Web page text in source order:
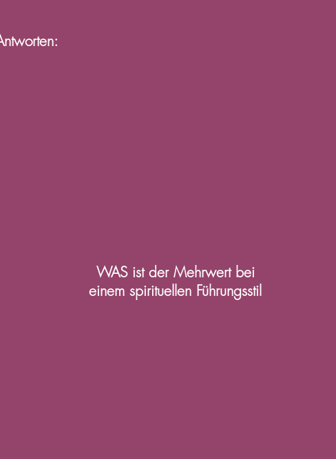
WAS ist der Mehrwert bei
einem spirituellen Führungsstil